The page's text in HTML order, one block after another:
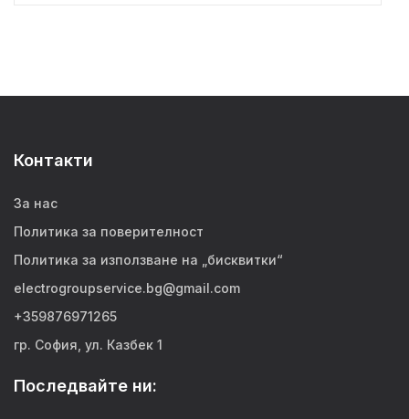
Контакти
За нас
Политика за поверителност
Политика за използване на „бисквитки“
electrogroupservice.bg@gmail.com
+359876971265
гр. София, ул. Казбек 1
Последвайте ни: